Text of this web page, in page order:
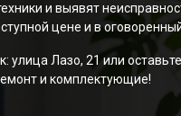
и выявят
цене и в оговоренный
улица Лазо, 21 или
и комплектующие!